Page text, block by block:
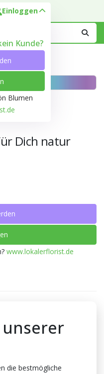
Einloggen
Kunde?
Blumen
Dich natur
www.lokalerflorist.de
unserer
die bestmögliche